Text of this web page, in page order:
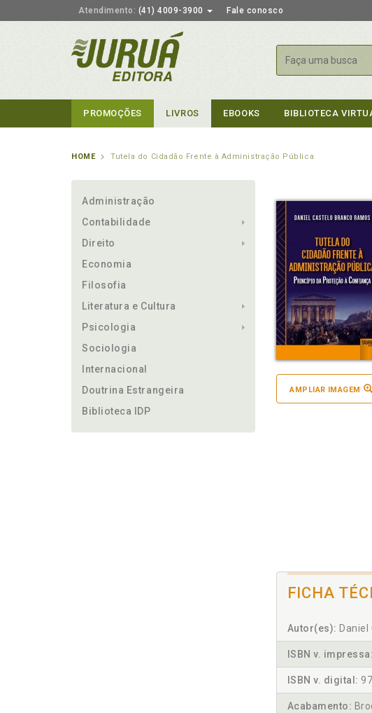
Atendimento: (41) 4009-3900 Fale conosco
Buscar
PROMOÇÕES LIVROS EBOOKS BIBLIOTECA
HOME Tutela do Cidadão Frente à Administração Pública
Administração
Contabilidade
Direito
Economia
Filosofia
Literatura e Cultura
Psicologia
Sociologia
Internacional
Doutrina Estrangeira
Biblioteca IDP
AMPLIAR IMAGEM
FICHA
Autor(es): Daniel
ISBN v. impressa:
ISBN v. digital:
Acabamento: